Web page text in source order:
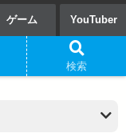
ゲーム YouTuber
検索